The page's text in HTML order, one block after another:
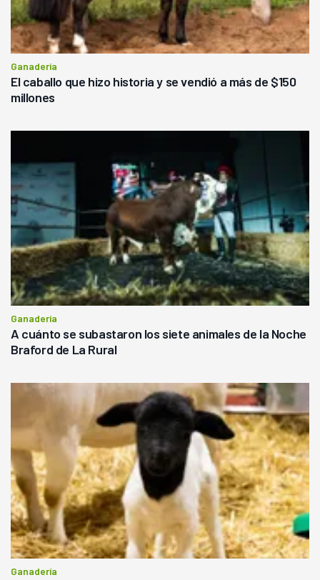
Ganadería
El caballo que hizo historia y se vendió a más de $150
millones
Ganadería
A cuánto se subastaron los siete animales de la Noche
Braford de La Rural
Ganadería